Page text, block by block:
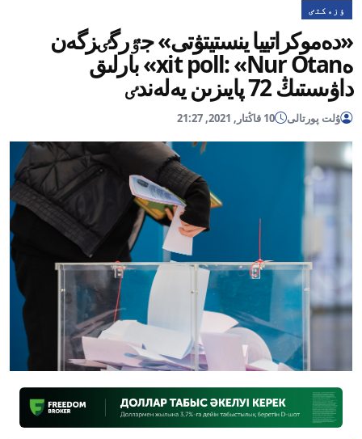
ٶزەكتٸ
«دەموكراتييا ينستيتۋتى» جٷرگٸزگەن
ەxit poll: «Nur Otan» بارلىق
داۋىستىڭ 72 پايىزىن يەلەندٸ
ۇلت پورتالى 10 قاڭتار, 2021, 21:27